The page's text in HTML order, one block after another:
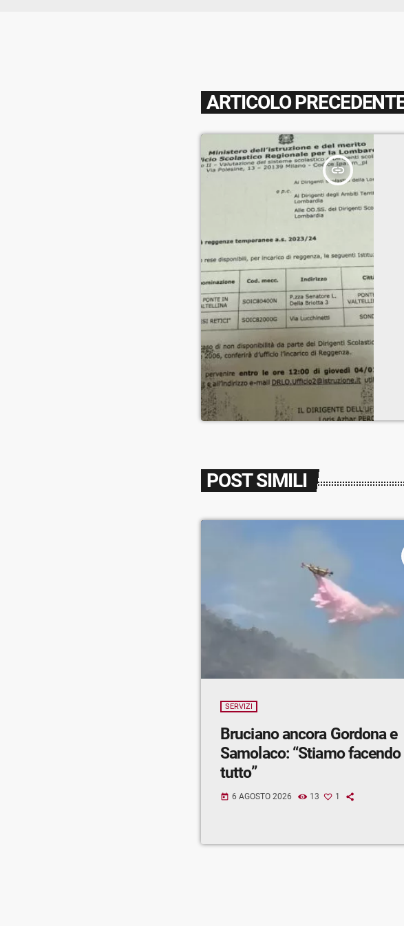
ARTICOLO
insert_link
POST SIMILI
SERVIZI
Bruciano ancora Gordona e
Samolaco: “Stiamo
tutto”
today 6 AGOSTO 2026 13 1